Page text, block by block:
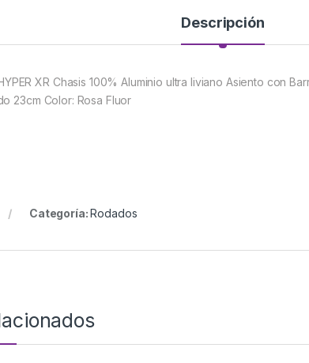
Descripción
XR Chasis 100% Aluminio ultra liviano Asiento con
23cm Color: Rosa Fluor
Categoría:Rodados